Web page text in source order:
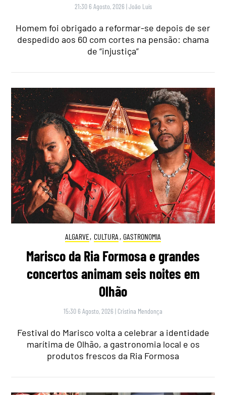
21:30 6 Agosto, 2026 |João Luís
Homem foi obrigado a reformar-se depois de ser
despedido aos 60 com cortes na pensão: chama
de “injustiça”
ALGARVE, CULTURA , GASTRONOMIA
Marisco da Ria Formosa e grandes
concertos animam seis noites em
Olhão
15:30 6 Agosto, 2026 | Cristina Mendonça
Festival do Marisco volta a celebrar a identidade
marítima de Olhão, a gastronomia local e os
produtos frescos da Ria Formosa